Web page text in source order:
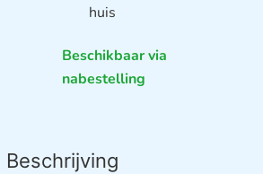
huis
Beschikbaar via
nabestelling
Beschrijving